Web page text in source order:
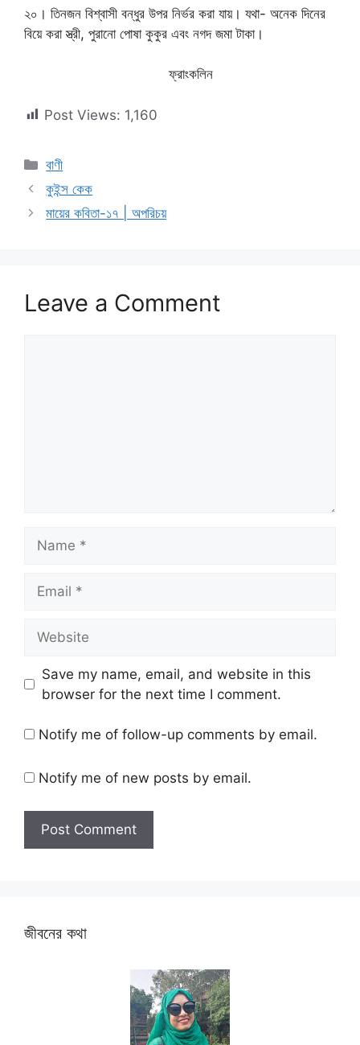
২০। তিনজন বিশ্বাসী বন্ধুর উপর নির্ভর করা যায়। যথা- অনেক দিনের
বিয়ে করা স্ত্রী, পুরানো পোষা কুকুর এবং নগদ জমা টাকা।
ফ্রাংকলিন
Post Views: 1,160
Categories
বাণী
কুইন্স কেক
মায়ের কবিতা-১৭ | অপরিচয়
Leave a Comment
Save my name, email, and website in this
browser for the next time I comment.
Notify me of follow-up comments by email.
Notify me of new posts by email.
জীবনের কথা